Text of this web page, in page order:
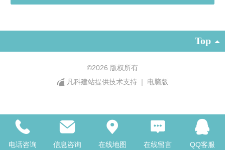
Top
©2026 版权所有
凡科建站提供技术支持
| 电脑版
电话咨询 信息咨询 在线地图 在线留言 QQ客服